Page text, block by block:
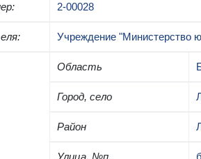
: 2-00028
: Учреждение "Министерство
Область
Город, село
Район
Улица, №п.